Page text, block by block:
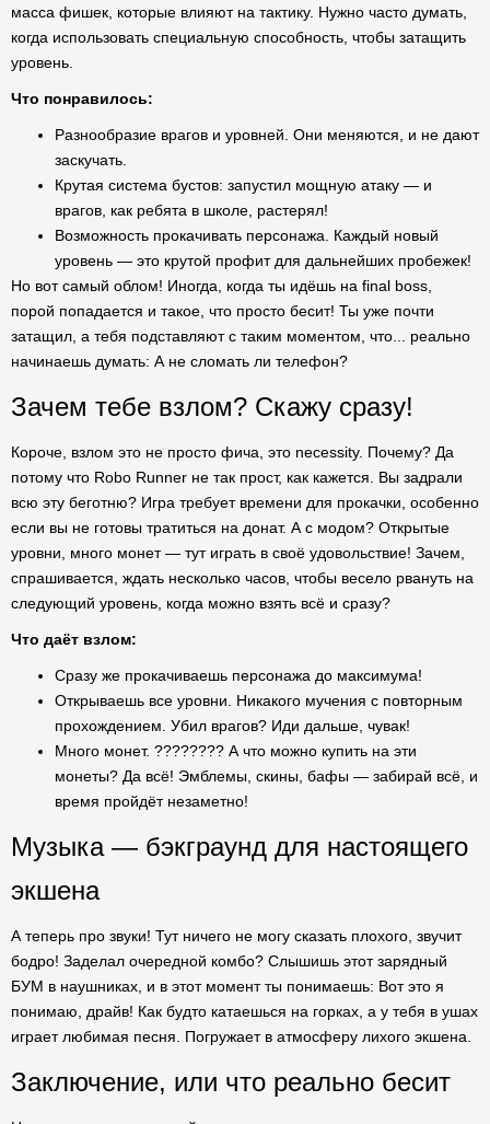
масса фишек, которые влияют на тактику. Нужно часто думать,
когда использовать специальную способность, чтобы затащить
уровень.
Что понравилось:
Разнообразие врагов и уровней. Они меняются, и не дают
заскучать.
Крутая система бустов: запустил мощную атаку — и
врагов, как ребята в школе, растерял!
Возможность прокачивать персонажа. Каждый новый
уровень — это крутой профит для дальнейших пробежек!
Но вот самый облом! Иногда, когда ты идёшь на final boss,
порой попадается и такое, что просто бесит! Ты уже почти
затащил, а тебя подставляют с таким моментом, что... реально
начинаешь думать: А не сломать ли телефон?
Зачем тебе взлом? Скажу сразу!
Короче, взлом это не просто фича, это necessity. Почему? Да
потому что Robo Runner не так прост, как кажется. Вы задрали
всю эту беготню? Игра требует времени для прокачки, особенно
если вы не готовы тратиться на донат. А с модом? Открытые
уровни, много монет — тут играть в своё удовольствие! Зачем,
спрашивается, ждать несколько часов, чтобы весело рвануть на
следующий уровень, когда можно взять всё и сразу?
Что даёт взлом:
Сразу же прокачиваешь персонажа до максимума!
Открываешь все уровни. Никакого мучения с повторным
прохождением. Убил врагов? Иди дальше, чувак!
Много монет. ???????? А что можно купить на эти
монеты? Да всё! Эмблемы, скины, бафы — забирай всё, и
время пройдёт незаметно!
Музыка — бэкграунд для настоящего
экшена
А теперь про звуки! Тут ничего не могу сказать плохого, звучит
бодро! Заделал очередной комбо? Слышишь этот зарядный
БУМ в наушниках, и в этот момент ты понимаешь: Вот это я
понимаю, драйв! Как будто катаешься на горках, а у тебя в ушах
играет любимая песня. Погружает в атмосферу лихого экшена.
Заключение, или что реально бесит